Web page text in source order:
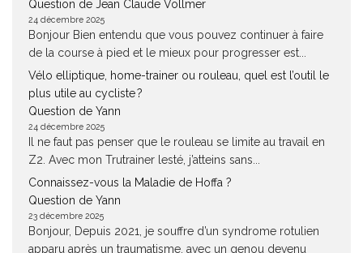
Question de Jean Claude Vollmer
24 décembre 2025
Bonjour Bien entendu que vous pouvez continuer à faire
de la course à pied et le mieux pour progresser est...
Vélo elliptique, home-trainer ou rouleau, quel est l’outil le
plus utile au cycliste ?
Question de Yann
24 décembre 2025
Il ne faut pas penser que le rouleau se limite au travail en
Z2. Avec mon Trutrainer lesté, j’atteins sans...
Connaissez-vous la Maladie de Hoffa ?
Question de Yann
23 décembre 2025
Bonjour, Depuis 2021, je souffre d’un syndrome rotulien
apparu après un traumatisme, avec un genou devenu